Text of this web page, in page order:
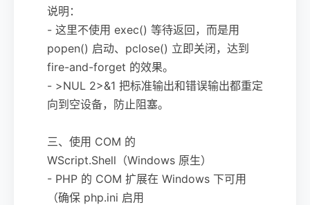
说明：
- 这里不使用 exec() 等待返回，而是用
popen() 启动、pclose() 立即关闭，达到
fire-and-forget 的效果。
- >NUL 2>&1 把标准输出和错误输出都重定
向到空设备，防止阻塞。
三、使用 COM 的
WScript.Shell（Windows 原生）
- PHP 的 COM 扩展在 Windows 下可用
（确保 php.ini 启用